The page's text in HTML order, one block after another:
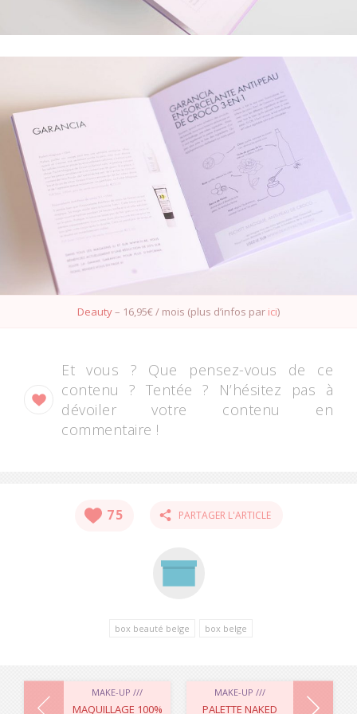
Deauty– 16,95€ / mois (plus d’infos par ici)
Et vous ? Que pensez-vous de ce
contenu ? Tentée ? N’hésitez pas à
dévoiler votre contenu en
commentaire !
75 PARTAGER L'ARTICLE
box beauté belge box belge
NAVIGATION
MAKE-UP ///
PALETTE NAKED
MAKE-UP ///
MAQUILLAGE 100%